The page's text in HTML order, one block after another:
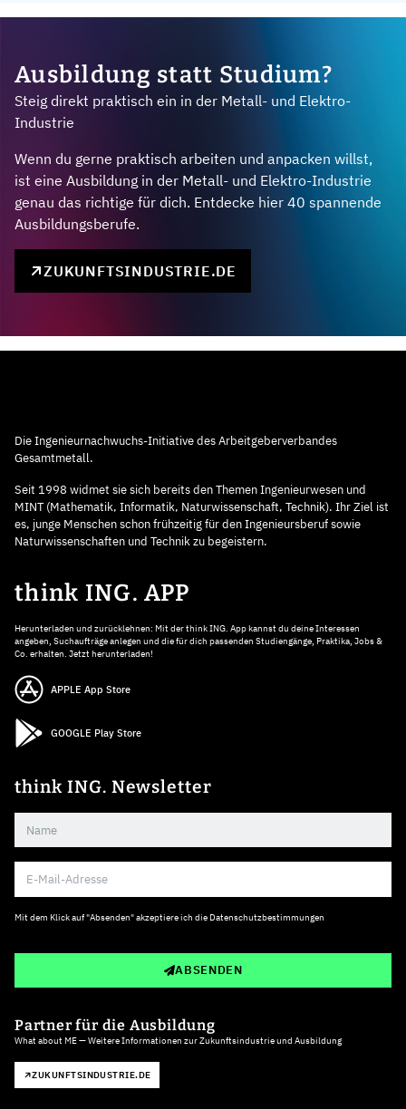
Ausbildung statt Studium?
Steig direkt praktisch ein in der Metall- und Elektro-
Industrie
Wenn du gerne praktisch arbeiten und anpacken willst,
ist eine Ausbildung in der Metall- und Elektro-Industrie
genau das richtige für dich. Entdecke hier 40 spannende
Ausbildungsberufe.
ZUKUNFTSINDUSTRIE.DE
Die Ingenieurnachwuchs-Initiative des Arbeitgeberverbandes
Gesamtmetall.
Seit 1998 widmet sie sich bereits den Themen Ingenieurwesen und
MINT (Mathematik, Informatik, Naturwissenschaft, Technik). Ihr Ziel ist
es, junge Menschen schon frühzeitig für den Ingenieursberuf sowie
Naturwissenschaften und Technik zu begeistern.
think ING. APP
Herunterladen und zurücklehnen: Mit der think ING. App kannst du deine Interessen
angeben, Suchaufträge anlegen und die für dich passenden Studiengänge, Praktika, Jobs &
Co. erhalten. Jetzt herunterladen!
APPLE App Store
GOOGLE Play Store
think ING. Newsletter
Mit dem Klick auf "Absenden" akzeptiere ich die Datenschutzbestimmungen
ABSENDEN
Partner für die Ausbildung
What about ME — Weitere Informationen zur Zukunftsindustrie und Ausbildung
ZUKUNFTSINDUSTRIE.DE